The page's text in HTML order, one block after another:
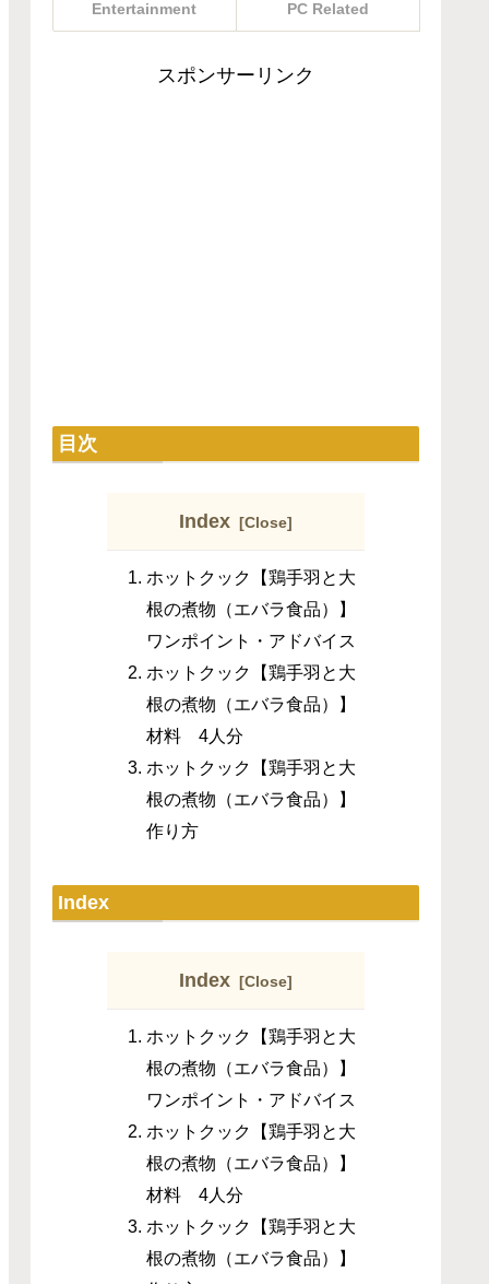
Entertainment PC Related
スポンサーリンク
目次
Index
ホットクック【鶏手羽と大
根の煮物（エバラ食品）】
ワンポイント・アドバイス
ホットクック【鶏手羽と大
根の煮物（エバラ食品）】
材料 4人分
ホットクック【鶏手羽と大
根の煮物（エバラ食品）】
作り方
Index
Index
ホットクック【鶏手羽と大
根の煮物（エバラ食品）】
ワンポイント・アドバイス
ホットクック【鶏手羽と大
根の煮物（エバラ食品）】
材料 4人分
ホットクック【鶏手羽と大
根の煮物（エバラ食品）】